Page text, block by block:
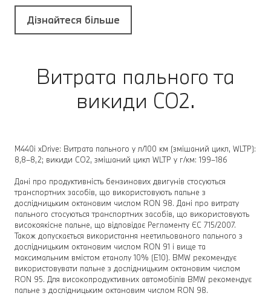
Дізнайтеся більше
Витрата пального та
викиди CO2.
M440i xDrive: Витрата пального у л/100 км (змішаний цикл, WLTP):
8,8–8,2; викиди CO2, змішаний цикл WLTP у г/км: 199–186
Дані про продуктивність бензинових двигунів стосуються
транспортних засобів, що використовують пальне з
дослідницьким октановим числом RON 98. Дані про витрату
пального стосуються транспортних засобів, що використовують
високоякісне пальне, що відповідає Регламенту ЄС 715/2007.
Також допускається використання неетильованого пального з
дослідницьким октановим числом RON 91 і вище та
максимальним вмістом етанолу 10% (E10). BMW рекомендує
використовувати пальне з дослідницьким октановим числом
RON 95. Для високопродуктивних автомобілів BMW рекомендує
пальне з дослідницьким октановим числом RON 98.